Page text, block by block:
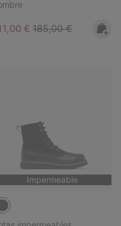
price:
€ Regular price:
185,00 €
Impermeable